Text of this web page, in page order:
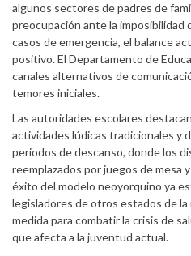
algunos sectores de padres de
preocupación ante la imposibilidad
casos de emergencia, el balance
positivo. El Departamento de
canales alternativos de
temores iniciales.
Las autoridades escolares
actividades lúdicas tradicionales y
periodos de descanso, donde los
reemplazados por juegos de mesa
éxito del modelo neoyorquino ya
legisladores de otros estados de la
medida para combatir la crisis de
que afecta a la juventud actual.